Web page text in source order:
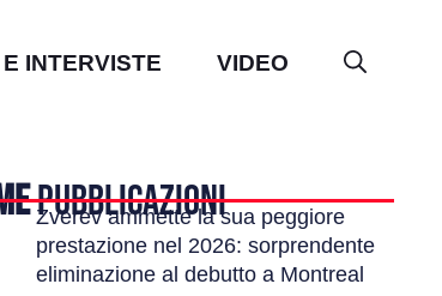
INTERVISTE VIDEO
PUBBLICAZIONI
Zverev ammette la sua peggiore
prestazione nel 2026: sorprendente
eliminazione al debutto a Montreal